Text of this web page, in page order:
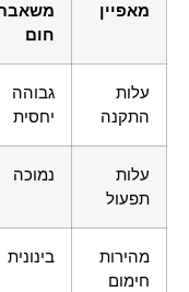
מאפיין
חום
עלות
התקנה
גבוהה
יחסית
עלות
תפעול
נמוכה
מהירות
חימום
בינונית